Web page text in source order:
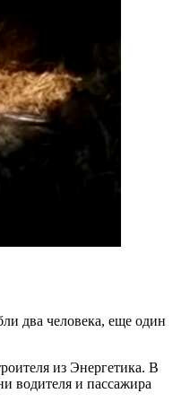
два человека, еще один
из Энергетика. В
водителя и пассажира